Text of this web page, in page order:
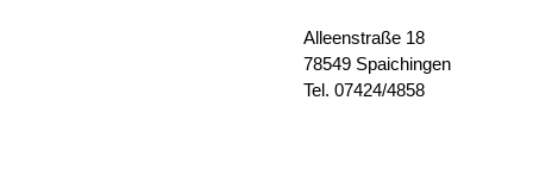
Alleenstraße 18
78549 Spaichingen
Tel. 07424/4858